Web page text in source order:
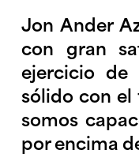
Jon Ander
con gran
ejercicio de
sólido con el
somos
por encima